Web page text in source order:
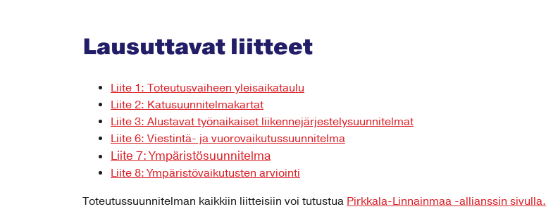
Lausuttavat liitteet
Liite 1: Toteutusvaiheen yleisaikataulu
Liite 2: Katusuunnitelmakartat
Liite 3: Alustavat työnaikaiset liikennejärjestelysuunnitelmat
Liite 6: Viestintä- ja vuorovaikutussuunnitelma
Liite 7: Ympäristösuunnitelma
Liite 8: Ympäristövaikutusten arviointi
Toteutussuunnitelman kaikkiin liitteisiin voi tutustua Pirkkala-Linnainmaa -allianssin sivulla.